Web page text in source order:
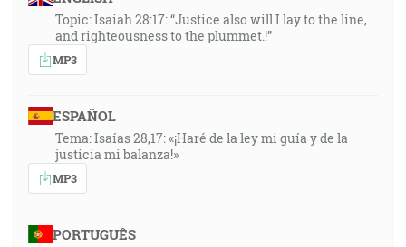
Topic: Isaiah 28:17: “Justice also will I lay to the line,
and righteousness to the plummet.!”
MP3
ESPAÑOL
Tema: Isaías 28,17: «¡Haré de la ley mi guía y de la
justicia mi balanza!»
MP3
PORTUGUÊS